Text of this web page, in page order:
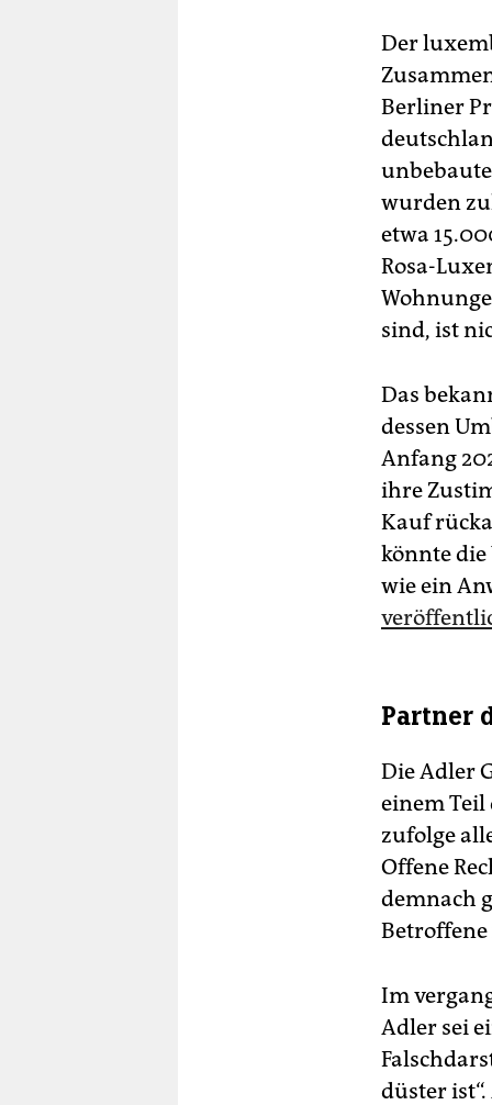
Der
Berliner
wurden
etwa
Rosa-
sind, ist
Das
dessen
Anfang
ihre
Kauf
könnte
wie ein
Partner
Die Adler
einem
zufolge
Offene
demnach
Im
Adler sei
düster